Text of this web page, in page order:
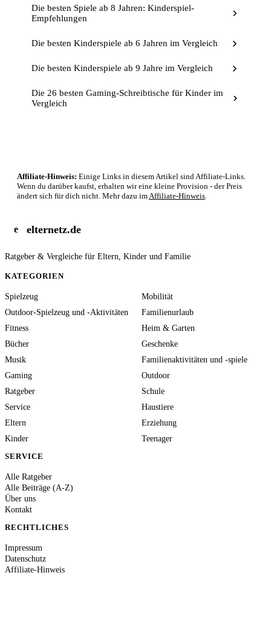
Die besten Spiele ab 8 Jahren: Kinderspiel-
Empfehlungen
Die besten Kinderspiele ab 6 Jahren im Vergleich
Die besten Kinderspiele ab 9 Jahre im Vergleich
Die 26 besten Gaming-Schreibtische für Kinder im
Vergleich
Affiliate-Hinweis: Einige Links in diesem Artikel sind Affiliate-Links.
Wenn du darüber kaufst, erhalten wir eine kleine Provision - der Preis
ändert sich für dich nicht. Mehr dazu imAffiliate-Hinweis.
e elternetz.de
Ratgeber & Vergleiche für Eltern, Kinder und Familie
KATEGORIEN
Spielzeug
Mobilität
Outdoor-Spielzeug und -Aktivitäten
Familienurlaub
Fitness
Heim & Garten
Bücher
Geschenke
Musik
Familienaktivitäten und -spiele
Gaming
Outdoor
Ratgeber
Schule
Service
Haustiere
Eltern
Erziehung
Kinder
Teenager
SERVICE
Alle Ratgeber
Alle Beiträge (A-Z)
Über uns
Kontakt
RECHTLICHES
Impressum
Datenschutz
Affiliate-Hinweis